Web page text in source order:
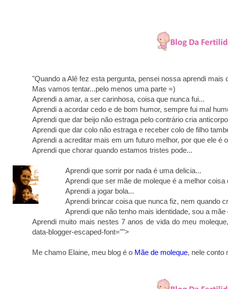
"Quando a Alê fez esta pergunta, pensei nossa aprendi
Mas vamos tentar...pelo menos uma parte =)
Aprendi a amar, a ser carinhosa, coisa que nunca fui...
Aprendi a acordar cedo e de bom humor, sempre fui mal
Aprendi que dar beijo não estraga pelo contrário cria
Aprendi que dar colo não estraga e receber colo de filho
Aprendi a acreditar mais em um futuro melhor, por que ele é
Aprendi que chorar quando estamos tristes pode...
Aprendi que sorrir por nada é uma delicia...
Aprendi que ser mãe de moleque é a melhor coisa
Aprendi a jogar bola...
Aprendi brincar coisa que nunca fiz, nem quando
Aprendi que não tenho mais identidade, sou a mãe
Aprendi muito mais nestes 7 anos de vida do meu
data-blogger-escaped-font="">
Me chamo Elaine, meu blog é o Mãe de moleque, nele conto